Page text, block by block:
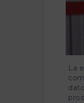
La